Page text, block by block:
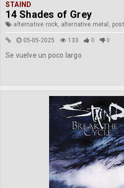
STAIND
14 Shades of Grey
alternative rock, alternative metal,
05-05-2025 133 0 0
Se vuelve un poco largo